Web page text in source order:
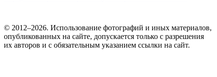
© 2012–2026. Использование фотографий и иных материалов,
опубликованных на сайте, допускается только с разрешения
их авторов и c обязательным указанием ссылки на сайт.